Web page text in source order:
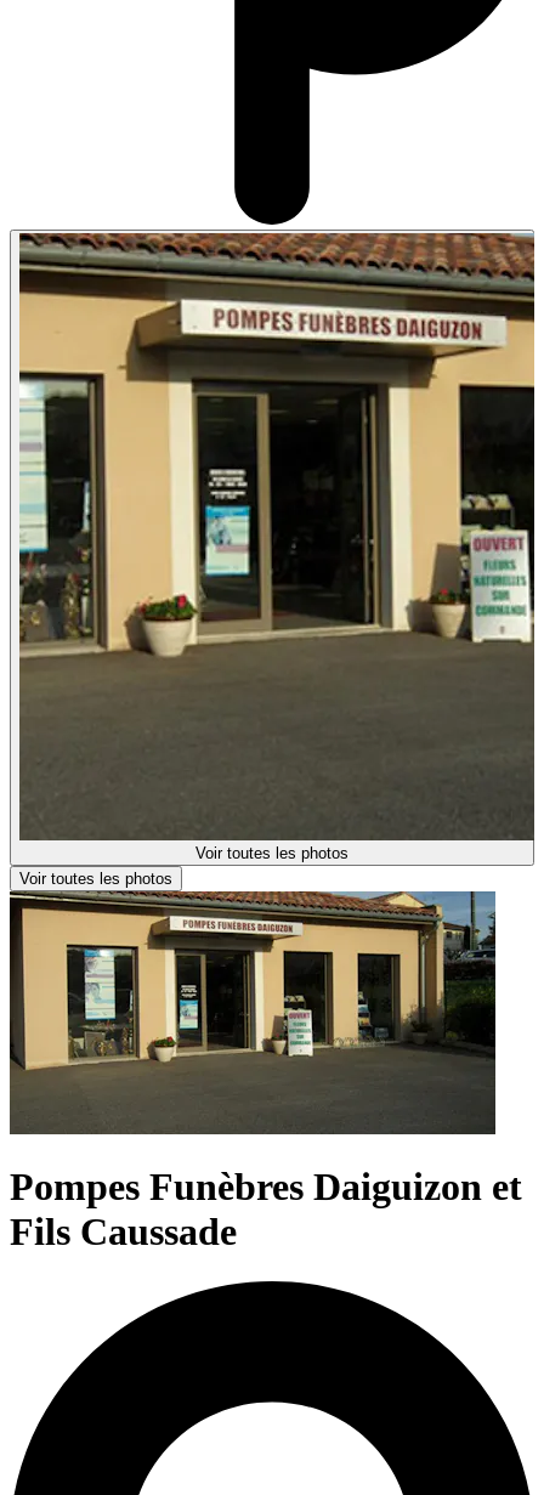
Voir toutes les photos
Voir toutes les photos
Pompes Funèbres Daiguizon et
Fils Caussade